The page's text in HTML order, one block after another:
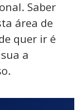
Saber
área de
quer ir é
a